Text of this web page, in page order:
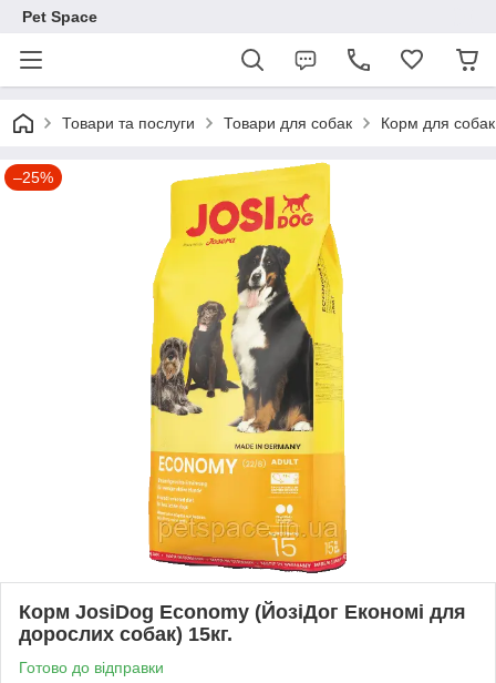
Pet Space
Товари та послуги Товари для собак Корм для собак
–25%
Корм JosiDog Economy (ЙозіДог Економі для
дорослих собак) 15кг.
Готово до відправки